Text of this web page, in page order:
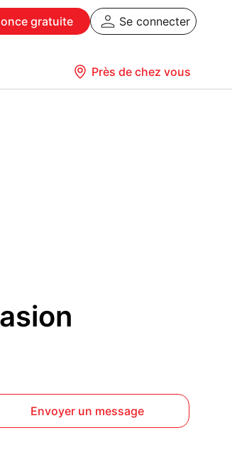
gratuite Se connecter
Près de chez vous
Envoyer un message